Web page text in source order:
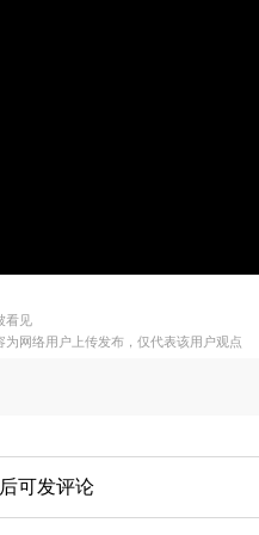
看见
为网络用户上传发布，仅代表该用户观点
后可发评论